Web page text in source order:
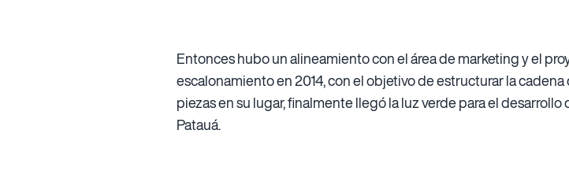
Entonces hubo un alineamiento con el área de marketing y el
escalonamiento en 2014, con el objetivo de estructurar la
piezas en su lugar, finalmente llegó la luz verde para el
Patauá.